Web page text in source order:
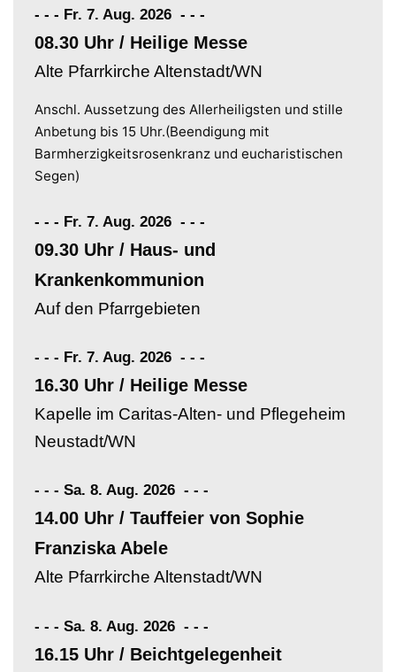
- - - Fr. 7. Aug. 2026 - - -
08.30 Uhr / Heilige Messe
Alte Pfarrkirche Altenstadt/WN
Anschl. Aussetzung des Allerheiligsten und stille
Anbetung bis 15 Uhr.(Beendigung mit
Barmherzigkeitsrosenkranz und eucharistischen
Segen)
- - - Fr. 7. Aug. 2026 - - -
09.30 Uhr / Haus- und
Krankenkommunion
Auf den Pfarrgebieten
- - - Fr. 7. Aug. 2026 - - -
16.30 Uhr / Heilige Messe
Kapelle im Caritas-Alten- und Pflegeheim
Neustadt/WN
- - - Sa. 8. Aug. 2026 - - -
14.00 Uhr / Tauffeier von Sophie
Franziska Abele
Alte Pfarrkirche Altenstadt/WN
- - - Sa. 8. Aug. 2026 - - -
16.15 Uhr / Beichtgelegenheit